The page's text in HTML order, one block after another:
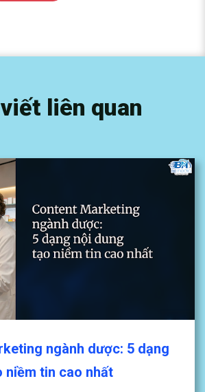
liên quan
ngành dược: 5 dạng
niềm tin cao nhất